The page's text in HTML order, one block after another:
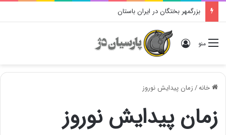
بزرگمهر بختگان در ایران باستان
منو ورود
خانه/زمان پیدایش نوروز
زمان پیدایش نوروز